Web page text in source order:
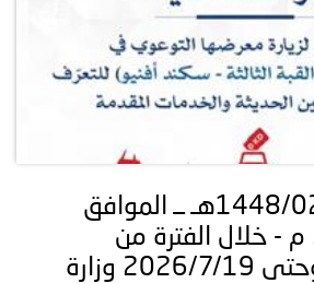
الكويت ـ 1448/02/03هـ ــ الموافق
2026/07/17 م - خلال الفترة من
2026/7/16 وحتى 2026/7/19 وزارة